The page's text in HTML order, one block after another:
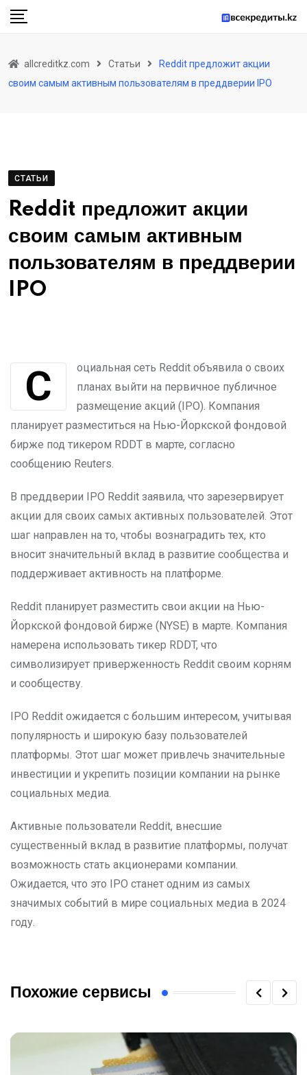
Skip
allcreditkz.com Статьи
Reddit предложит акции
своим самым активным пользователям в преддверии IPO
СТАТЬИ
Reddit предложит акции
своим самым активным
пользователям в преддверии
IPO
Социальная сеть Reddit объявила о своих
планах выйти на первичное публичное
размещение акций (IPO). Компания
планирует разместиться на Нью-Йоркской фондовой
бирже под тикером RDDT в марте, согласно
сообщению Reuters.
В преддверии IPO Reddit заявила, что зарезервирует
акции для своих самых активных пользователей. Этот
шаг направлен на то, чтобы вознаградить тех, кто
вносит значительный вклад в развитие сообщества и
поддерживает активность на платформе.
Reddit планирует разместить свои акции на Нью-
Йоркской фондовой бирже (NYSE) в марте. Компания
намерена использовать тикер RDDT, что
символизирует приверженность Reddit своим корням
и сообществу.
IPO Reddit ожидается с большим интересом, учитывая
популярность и широкую базу пользователей
платформы. Этот шаг может привлечь значительные
инвестиции и укрепить позиции компании на рынке
социальных медиа.
Активные пользователи Reddit, внесшие
существенный вклад в развитие платформы, получат
возможность стать акционерами компании.
Ожидается, что это IPO станет одним из самых
значимых событий в мире социальных медиа в 2024
году.
Похожие сервисы